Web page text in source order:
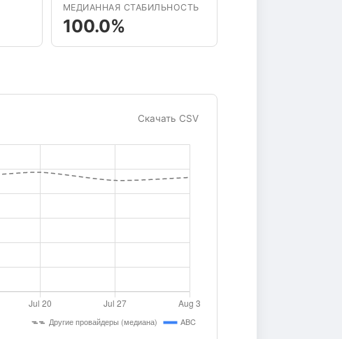
МЕДИАННАЯ СТАБИЛЬНОСТЬ
100.0%
Скачать CSV